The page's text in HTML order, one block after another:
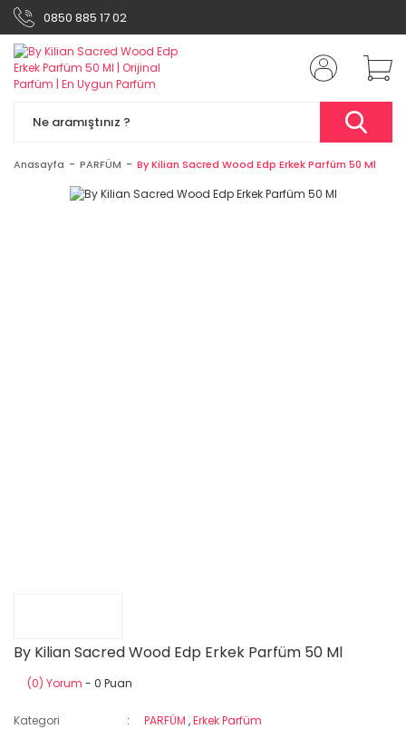
0850 885 17 02
Anasayfa PARFÜM By Kilian Sacred Wood Edp Erkek Parfüm 50 Ml
By Kilian Sacred Wood Edp Erkek Parfüm 50 Ml
(0) Yorum - 0 Puan
Kategori PARFÜM ,Erkek Parfüm